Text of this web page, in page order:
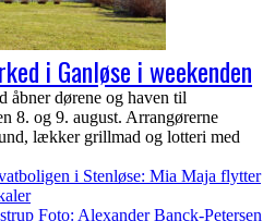
i Ganløse i weekenden
åbner dørene og haven til
8. og 9. august. Arrangørerne
lækker grillmad og lotteri med
i Stenløse: Mia Maja flytter